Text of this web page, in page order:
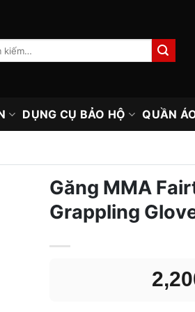
DỤNG CỤ BẢO HỘ QUẦN
Găng MMA
Grappling